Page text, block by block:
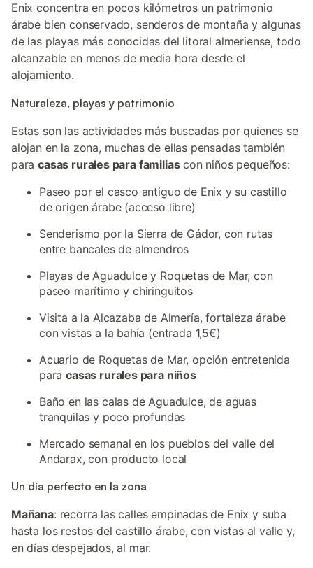
Enix concentra en pocos kilómetros un patrimonio
árabe bien conservado, senderos de montaña y algunas
de las playas más conocidas del litoral almeriense, todo
alcanzable en menos de media hora desde el
alojamiento.
Naturaleza, playas y patrimonio
Estas son las actividades más buscadas por quienes se
alojan en la zona, muchas de ellas pensadas también
paracasas rurales para familiascon niños pequeños:
Paseo por el casco antiguo de Enix y su castillo
de origen árabe (acceso libre)
Senderismo por la Sierra de Gádor, con rutas
entre bancales de almendros
Playas de Aguadulce y Roquetas de Mar, con
paseo marítimo y chiringuitos
Visita a la Alcazaba de Almería, fortaleza árabe
con vistas a la bahía (entrada 1,5€)
Acuario de Roquetas de Mar, opción entretenida
paracasas rurales para niños
Baño en las calas de Aguadulce, de aguas
tranquilas y poco profundas
Mercado semanal en los pueblos del valle del
Andarax, con producto local
Un día perfecto en la zona
Mañana: recorra las calles empinadas de Enix y suba
hasta los restos del castillo árabe, con vistas al valle y,
en días despejados, al mar.